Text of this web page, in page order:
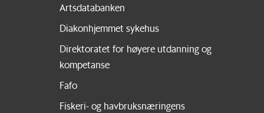
Artsdatabanken
Diakonhjemmet sykehus
Direktoratet for høyere utdanning og
kompetanse
Fafo
Fiskeri- og havbruksnæringens